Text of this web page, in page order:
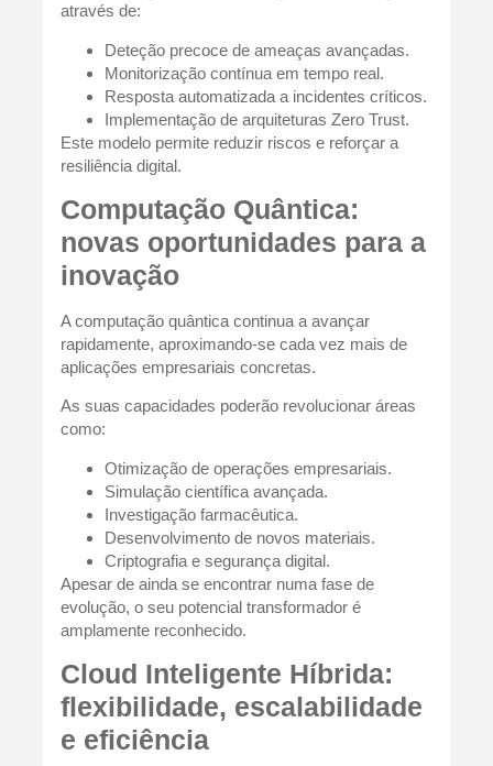
através de:
Deteção precoce de ameaças avançadas.
Monitorização contínua em tempo real.
Resposta automatizada a incidentes críticos.
Implementação de arquiteturas Zero Trust.
Este modelo permite reduzir riscos e reforçar a
resiliência digital.
Computação Quântica:
novas oportunidades para a
inovação
A computação quântica continua a avançar
rapidamente, aproximando-se cada vez mais de
aplicações empresariais concretas.
As suas capacidades poderão revolucionar áreas
como:
Otimização de operações empresariais.
Simulação científica avançada.
Investigação farmacêutica.
Desenvolvimento de novos materiais.
Criptografia e segurança digital.
Apesar de ainda se encontrar numa fase de
evolução, o seu potencial transformador é
amplamente reconhecido.
Cloud Inteligente Híbrida:
flexibilidade, escalabilidade
e eficiência